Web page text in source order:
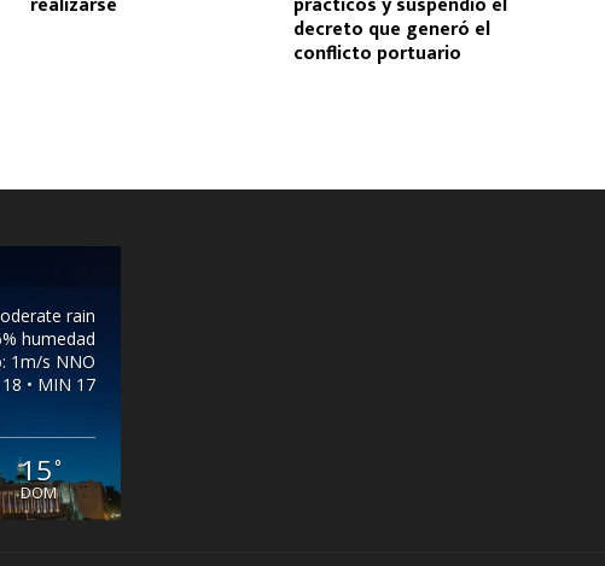
decreto que generó el
conflicto portuario
rain
humedad
1m/s NNO
• MIN 17
15°
DOM